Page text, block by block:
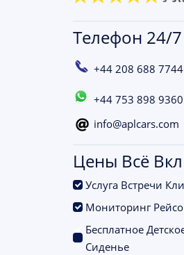
Телефон 24/7
+44 208 688 7744
+44 753 898 9360
info@aplcars.com
Цены Всё
Услуга Встречи
Мониторинг
Бесплатное
Сиденье